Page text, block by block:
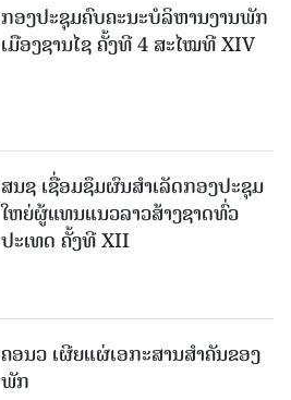
ກອງປະຊຸມຄົບຄະນະບໍລິຫານງານພັກ
ເມືອງຊານ​ໄຊ ຄັ້ງທີ 4 ສະໄໝທີ XIV
ສນຊ ເຊື່ອມຊຶມຜົນສໍາເລັດກອງປະຊຸມ
ໃຫຍ່ຜູ້ແທນແນວລາວສ້າງຊາດທົ່ວ
ປະເທດ ຄັ້ງທີ XII
ຄອນວ ເຜີຍແຜ່ເອກະສານສໍາຄັນຂອງ
ພັກ